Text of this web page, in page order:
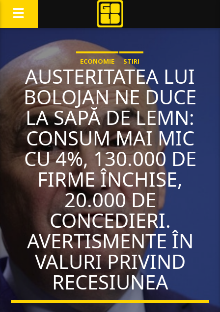
ECONOMIE STIRI
AUSTERITATEA LUI
BOLOJAN NE DUCE
LA SAPĂ DE LEMN:
CONSUM MAI MIC
CU 4%, 130.000 DE
FIRME ÎNCHISE,
20.000 DE
CONCEDIERI.
AVERTISMENTE ÎN
VALURI PRIVIND
RECESIUNEA